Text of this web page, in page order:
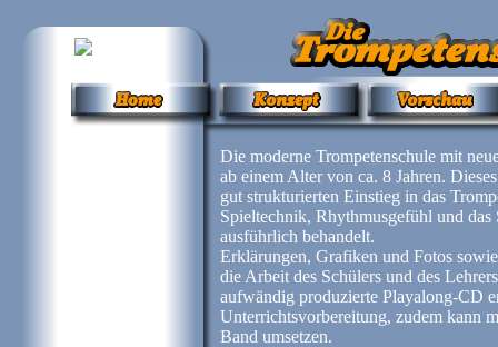
Die moderne Trompetenschule mit
ab einem Alter von ca. 8 Jahren.
gut strukturierten Einstieg in das
Spieltechnik, Rhythmusgefühl und
ausführlich behandelt.
Erklärungen, Grafiken und Fotos
die Arbeit des Schülers und des
aufwändig produzierte Playalong-CD
Unterrichtsvorbereitung, zudem kann
Band umsetzen.